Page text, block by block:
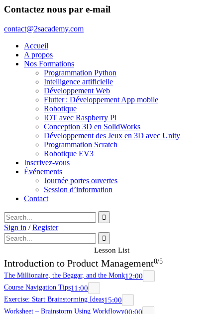
Contactez nous par e-mail
contact@2sacademy.com
Accueil
A propos
Nos Formations
Programmation Python
Intelligence artificielle
Développement Web
Flutter : Développement App mobile
Robotique
IOT avec Raspberry Pi
Conception 3D en SolidWorks
Développement des Jeux en 3D avec Unity
Programmation Scratch
Robotique EV3
Inscrivez-vous
Événements
Journée portes ouvertes
Session d’information
Contact
Sign in / Register
Lesson List
Introduction to Product Management0/5
The Millionaire, the Beggar, and the Monk12:00
Course Navigation Tips11:00
Exercise: Start Brainstorming Ideas15:00
Worksheet – Brainstorm Using Workflowy00:00